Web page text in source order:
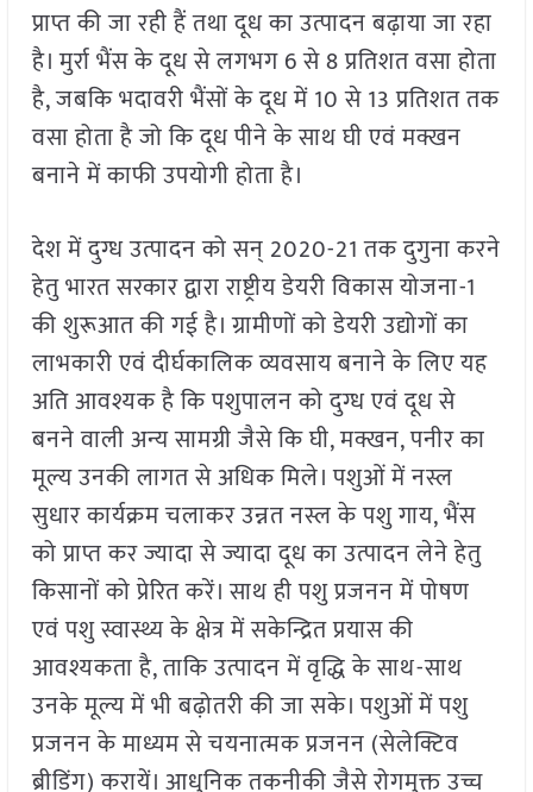
प्राप्त की जा रही हैं तथा दूध का उत्पादन बढ़ाया जा रहा
है। मुर्रा भैंस के दूध से लगभग 6 से 8 प्रतिशत वसा होता
है, जबकि भदावरी भैंसों के दूध में 10 से 13 प्रतिशत तक
वसा होता है जो कि दूध पीने के साथ घी एवं मक्खन
बनाने में काफी उपयोगी होता है।
देश में दुग्ध उत्पादन को सन् 2020-21 तक दुगुना करने
हेतु भारत सरकार द्वारा राष्ट्रीय डेयरी विकास योजना-1
की शुरूआत की गई है। ग्रामीणों को डेयरी उद्योगों का
लाभकारी एवं दीर्घकालिक व्यवसाय बनाने के लिए यह
अति आवश्यक है कि पशुपालन को दुग्ध एवं दूध से
बनने वाली अन्य सामग्री जैसे कि घी, मक्खन, पनीर का
मूल्य उनकी लागत से अधिक मिले। पशुओं में नस्ल
सुधार कार्यक्रम चलाकर उन्नत नस्ल के पशु गाय, भैंस
को प्राप्त कर ज्यादा से ज्यादा दूध का उत्पादन लेने हेतु
किसानों को प्रेरित करें। साथ ही पशु प्रजनन में पोषण
एवं पशु स्वास्थ्य के क्षेत्र में सकेन्द्रित प्रयास की
आवश्यकता है, ताकि उत्पादन में वृद्धि के साथ-साथ
उनके मूल्य में भी बढ़ोतरी की जा सके। पशुओं में पशु
प्रजनन के माध्यम से चयनात्मक प्रजनन (सेलेक्टिव
ब्रीडिंग) करायें। आधुनिक तकनीकी जैसे रोगमुक्त उच्च